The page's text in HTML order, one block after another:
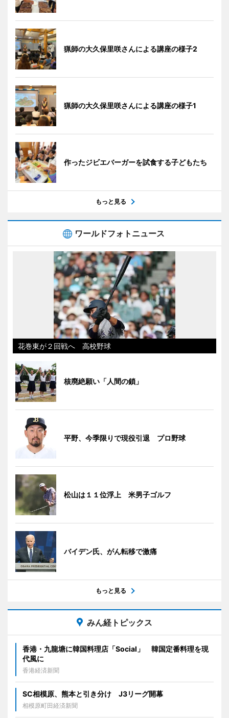
猟師の大久保里咲さんによる講座の様子2
猟師の大久保里咲さんによる講座の様子1
作ったジビエバーガーを試食する子どもたち
もっと見る
ワールドフォトニュース
花巻東が２回戦へ 高校野球
核廃絶願い「人間の鎖」
平野、今季限りで現役引退 プロ野球
松山は１１位浮上 米男子ゴルフ
バイデン氏、がん転移で激痛
もっと見る
みん経トピックス
香港・九龍塘に韓国料理店「Social」 韓国定番料理を現
代風に
香港経済新聞
SC相模原、熊本と引き分け J3リーグ開幕
相模原町田経済新聞